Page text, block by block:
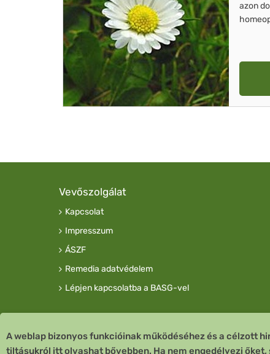
azon
Vevőszolgálat
Kapcsolat
Impresszum
ÁSZF
Remedia adatvédelem
Lépjen kapcsolatba a BASG-vel
A weblap bizonyos funkcióinak működéséhez és a célzott
tiltásukról itt olvashat bővebben. Ha nem engedélyezi